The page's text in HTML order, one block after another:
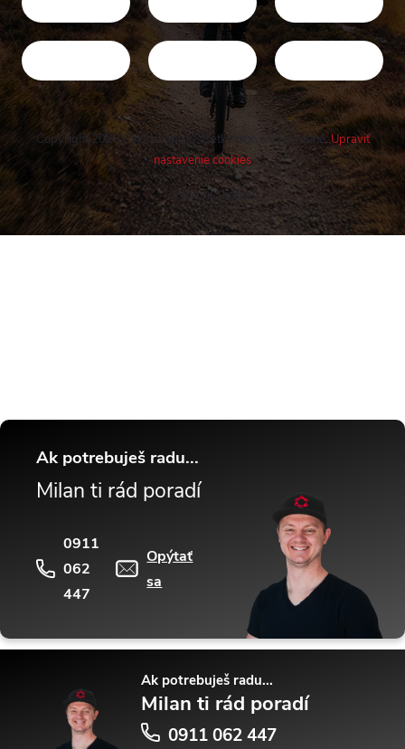
Vytvoril Shoptet
Copyright 2026 Cykloshop.sk. Všetky práva vyhradené.Upraviť
nastavenie cookies
Ak potrebuješ radu...
Milan ti rád poradí
0911
062
447
Opýtať
sa
Ak potrebuješ radu...
Milan ti rád poradí
0911 062 447